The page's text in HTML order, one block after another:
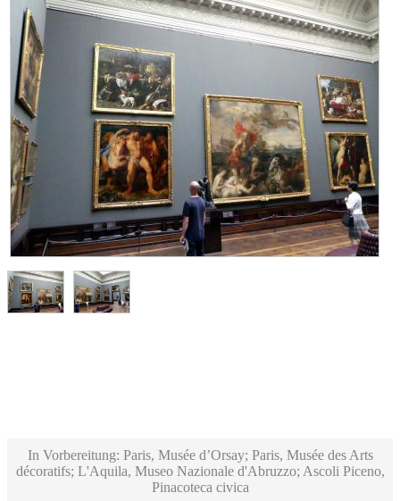
In Vorbereitung: Paris, Musée d’Orsay; Paris, Musée des Arts
décoratifs; L'Aquila, Museo Nazionale d'Abruzzo; Ascoli Piceno,
Pinacoteca civica